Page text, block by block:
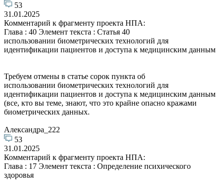
53
31.01.2025
Комментарий к фрагменту проекта НПА:
Глава : 40 Элемент текста : Статья 40
использовании биометрических технологий для
идентификации пациентов и доступа к медицинским данным
Требуем отмены в статье сорок пункта об
использовании биометрических технологий для
идентификации пациентов и доступа к медицинским данным
(все, кто вы теме, знают, что это крайне опасно кражами
биометрических данных.
Александра_222
53
31.01.2025
Комментарий к фрагменту проекта НПА:
Глава : 17 Элемент текста : Определение психического
здоровья